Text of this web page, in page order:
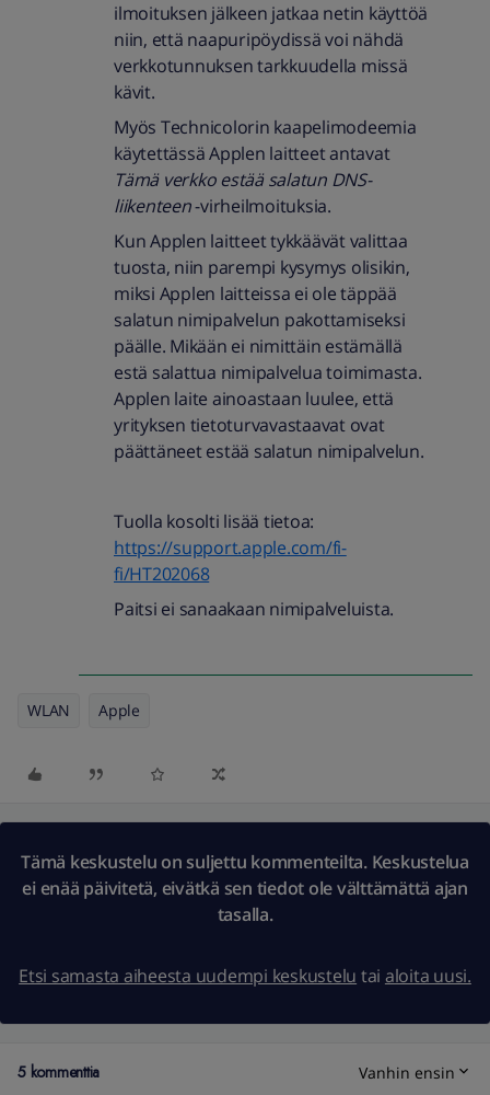
ilmoituksen jälkeen jatkaa netin käyttöä
niin, että naapuripöydissä voi nähdä
verkkotunnuksen tarkkuudella missä
kävit.
Myös Technicolorin kaapelimodeemia
käytettässä Applen laitteet antavat
Tämä verkko estää salatun DNS-
liikenteen-virheilmoituksia.
Kun Applen laitteet tykkäävät valittaa
tuosta, niin parempi kysymys olisikin,
miksi Applen laitteissa ei ole täppää
salatun nimipalvelun pakottamiseksi
päälle. Mikään ei nimittäin estämällä
estä salattua nimipalvelua toimimasta.
Applen laite ainoastaan luulee, että
yrityksen tietoturvavastaavat ovat
päättäneet estää salatun nimipalvelun.
Tuolla kosolti lisää tietoa:
https://support.apple.com/fi-
fi/HT202068
Paitsi ei sanaakaan nimipalveluista.
WLAN Apple
Tämä keskustelu on suljettu kommenteilta. Keskustelua
ei enää päivitetä, eivätkä sen tiedot ole välttämättä ajan
tasalla.
Etsi samasta aiheesta uudempi keskustelu tai aloita uusi.
5 kommenttia Vanhin ensin